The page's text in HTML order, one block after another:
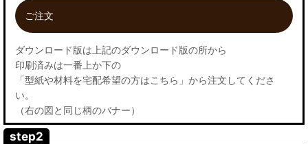
ご注文
ダウンロード版は上記のダウンロード版の所から
印刷済みは一番上か下の
「型紙や材料を宅配希望の方はこちら」から注文してくださ
い。
（右の図と同じ柄のバナー）
step2